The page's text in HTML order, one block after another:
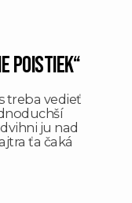
poistiek“
treba vedieť
ju nad
ťa čaká